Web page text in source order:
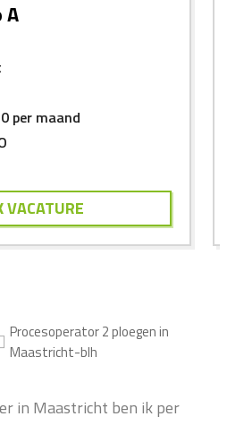
A
per maand
VACATURE
Procesoperator 2 ploegen in
Maastricht-blh
in Maastricht ben ik per